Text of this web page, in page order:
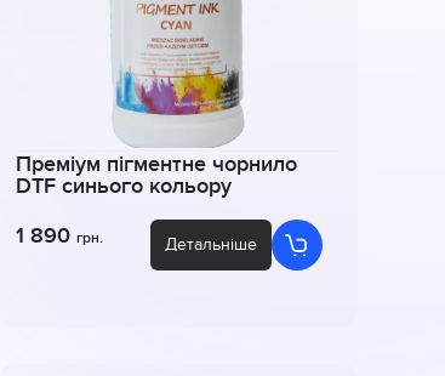
Преміум пігментне чорнило
DTF синього кольору
1 890грн. Детальніше